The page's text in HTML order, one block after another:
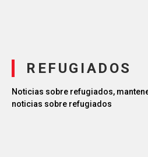
REFUGIADOS
Noticias sobre refugiados,
noticias sobre refugiados